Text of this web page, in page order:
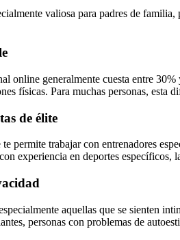
valiosa para padres de
online generalmente cuesta entre
físicas. Para muchas personas,
de élite
permite trabajar con entrenadores
experiencia en deportes específicos,
aquellas que se sienten
personas con problemas de